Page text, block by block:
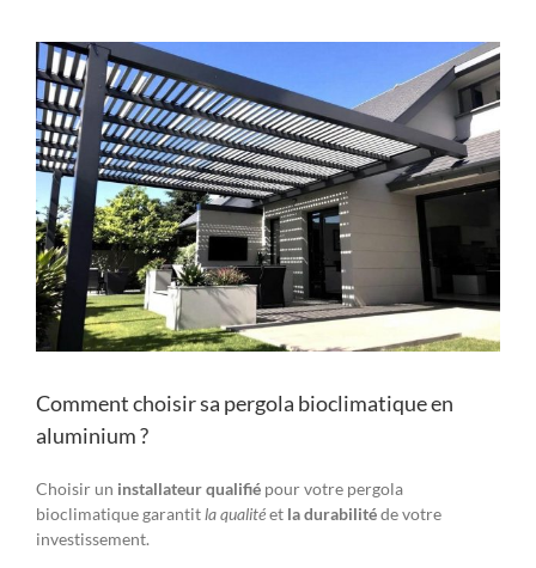
Voir
l'image
agrandie
Comment choisir sa pergola bioclimatique en
aluminium ?
Choisir un installateur qualifié pour votre pergola
bioclimatique garantitla qualitéet la durabilitéde votre
investissement.